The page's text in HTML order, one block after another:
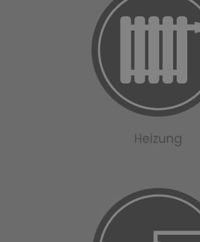
Heizung